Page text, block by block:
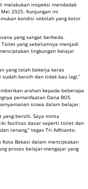
melakukan inspeksi mendadak
2025. Kunjungan ini
kondisi sekolah yang kotor
yang sangat berbeda.
yang sebelumnya menjadi
lingkungan belajar
yang telah bekerja keras
bersih dan tidak bau lagi,”
arahan kepada beberapa
pemanfaatan Dana BOS
siswa dalam belajar.
bersih. Saya minta
fasilitas dasar seperti toilet dan
tenang,” tegas Tri Adhianto.
Bekasi dalam menciptakan
proses belajar-mengajar yang